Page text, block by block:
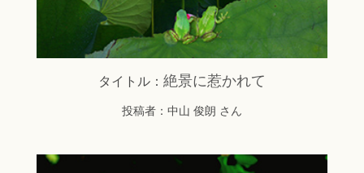
タイトル： 絶景に惹かれて
投稿者：中山 俊朗 さん